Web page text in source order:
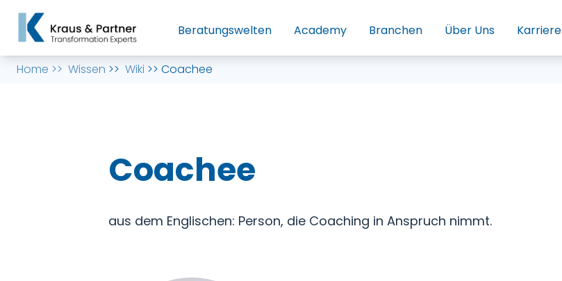
Beratungswelten Academy Branchen Über Uns Karriere
Home >> Wissen >> Wiki >> Coachee
Coachee
aus dem Englischen: Person, die Coaching in Anspruch nimmt.